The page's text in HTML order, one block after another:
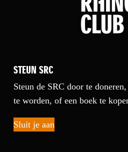
STEUN SRC
Steun de SRC door te
te worden, of een boek te
Sluit je aan